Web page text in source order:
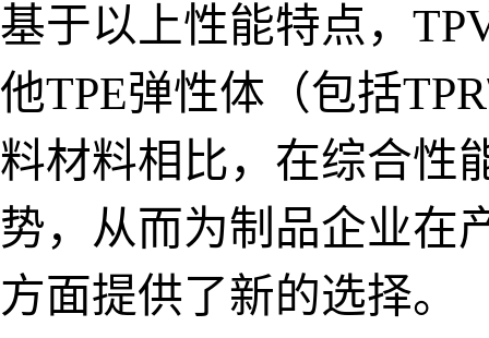
基于以上性能特点，
他TPE弹性体（包括
料材料相比，在综合性
势，从而为制品企业在
方面提供了新的选择。